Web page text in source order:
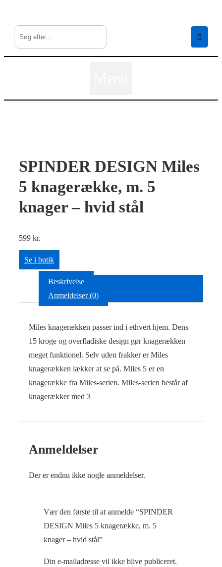
Hop
SPINDER DESIGN Miles
5 knagerække, m. 5
knager – hvid stål
599 kr.
Se i butik
Beskrivelse
Anmeldelser (0)
Miles knagerækken passer ind i ethvert hjem. Dens
15 kroge og overfladiske design gør knagerækken
meget funktionel. Selv uden frakker er Miles
knagerækken lækker at se på. Miles 5 er en
knagerække fra Miles-serien. Miles-serien består af
knagerækker med 3
Anmeldelser
Der er endnu ikke nogle anmeldelser.
Vær den første til at anmelde “SPINDER
DESIGN Miles 5 knagerække, m. 5
knager – hvid stål”
Din e-mailadresse vil ikke blive publiceret.